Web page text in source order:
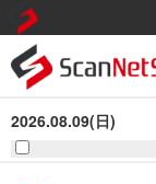
2026.08.09(日)